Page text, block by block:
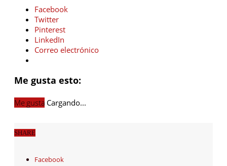
Facebook
Twitter
Pinterest
LinkedIn
Correo electrónico
Me gusta esto:
Me gusta Cargando...
SHARE
Facebook